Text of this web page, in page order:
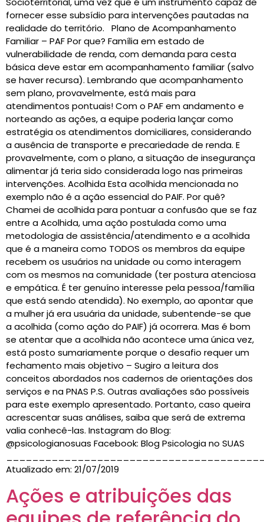
fornecer esse subsídio para intervenções pautadas na
realidade do território. Plano de Acompanhamento
Familiar – PAF Por que? Família em estado de
vulnerabilidade de renda, com demanda para cesta
básica deve estar em acompanhamento familiar (salvo
se haver recursa). Lembrando que acompanhamento
sem plano, provavelmente, está mais para
atendimentos pontuais! Com o PAF em andamento e
norteando as ações, a equipe poderia lançar como
estratégia os atendimentos domiciliares, considerando
a ausência de transporte e precariedade de renda. E
provavelmente, com o plano, a situação de insegurança
alimentar já teria sido considerada logo nas primeiras
intervenções. Acolhida Esta acolhida mencionada no
exemplo não é a ação essencial do PAIF. Por quê?
Chamei de acolhida para pontuar a confusão que se faz
entre a Acolhida, uma ação postulada como uma
metodologia de assistência/atendimento e a acolhida
que é a maneira como TODOS os membros da equipe
recebem os usuários na unidade ou como interagem
com os mesmos na comunidade (ter postura atenciosa
e empática. É ter genuíno interesse pela pessoa/família
que está sendo atendida). No exemplo, ao apontar que
a mulher já era usuária da unidade, subentende-se que
a acolhida (como ação do PAIF) já ocorrera. Mas é bom
se atentar que a acolhida não acontece uma única vez,
está posto sumariamente porque o desafio requer um
fechamento mais objetivo – Sugiro a leitura dos
conceitos abordados nos cadernos de orientações dos
serviços e na PNAS P.S. Outras avaliações são possíveis
para este exemplo apresentado. Portanto, caso queira
acrescentar suas análises, saiba que será de extrema
valia conhecê-las. Instagram do Blog:
@psicologianosuas Facebook: Blog Psicologia no SUAS
Atualizado em: 21/07/2019
Ações e atribuições das